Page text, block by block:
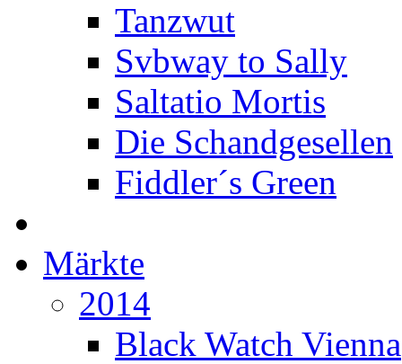
Tanzwut
Svbway to Sally
Saltatio Mortis
Die Schandgesellen
Fiddler´s Green
Märkte
2014
Black Watch Vienna